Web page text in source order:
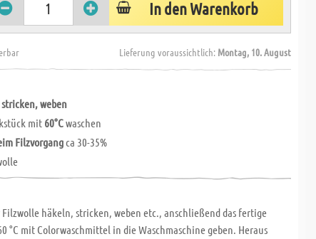
In den Warenkorb
Lieferung voraussichtlich: Montag, 10. August
weben
mit 60°Cwaschen
Filzvorgangca 30-35%
häkeln, stricken, weben etc., anschließend das fertige
°C mit Colorwaschmittel in die Waschmaschine geben. Heraus